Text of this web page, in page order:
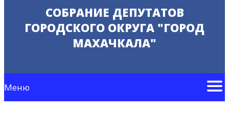
СОБРАНИЕ ДЕПУТАТОВ
ГОРОДСКОГО ОКРУГА "ГОРОД
МАХАЧКАЛА"
Меню